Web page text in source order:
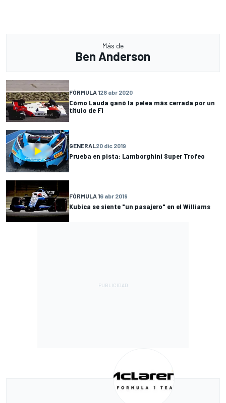
Más de
Ben Anderson
FÓRMULA 128 abr 2020
Cómo Lauda ganó la pelea más cerrada por un
título de F1
GENERAL20 dic 2019
Prueba en pista: Lamborghini Super Trofeo
FÓRMULA 16 abr 2019
Kubica se siente "un pasajero" en el Williams